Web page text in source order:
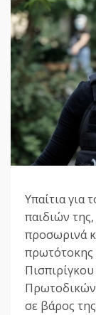
Υπαίτια για
παιδιών της,
προσωρινά
πρωτότοκης
Πρωτοδικών
σε βάρος